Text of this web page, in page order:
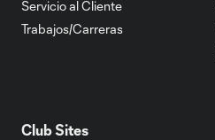
Servicio al Cliente
Trabajos/Carreras
Club Sites